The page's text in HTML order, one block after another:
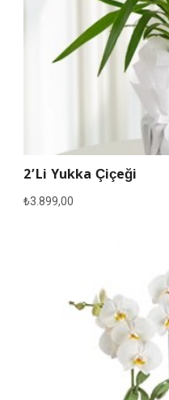
2’li Yukka Çiçeği
₺3.899,00